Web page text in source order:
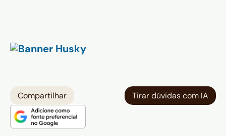
Compartilhar Tirar dúvidas com IA